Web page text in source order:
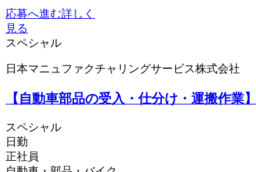
応募へ進む詳しく
見る
スペシャル
日本マニュファクチャリングサービス株式会社
【自動車部品の受入・仕分け・運搬作
スペシャル
日勤
正社員